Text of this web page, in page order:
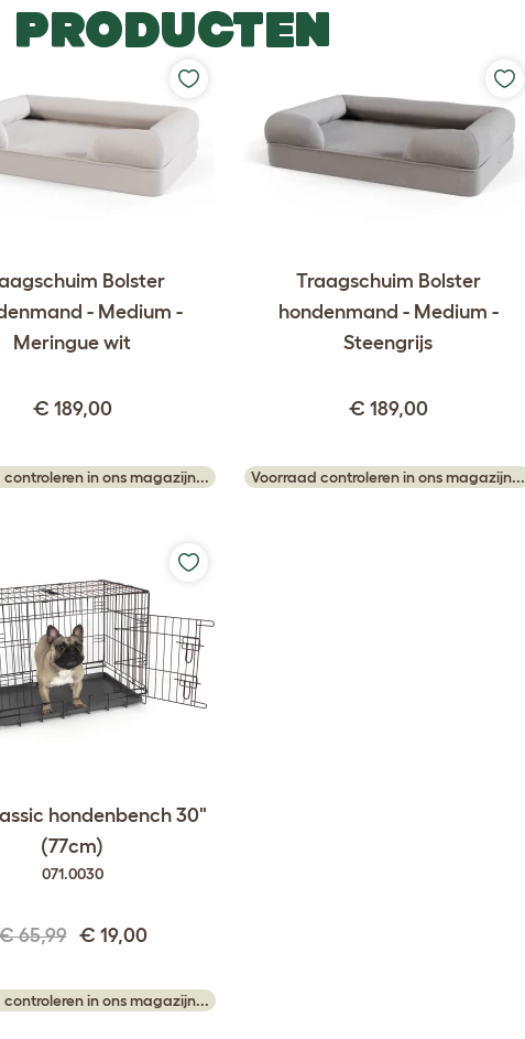
Bolster
- Medium -
Meringue wit
€ 189,00
in ons magazijn...
Traagschuim Bolster
hondenmand - Medium -
Steengrijs
€ 189,00
Voorraad controleren in ons magazijn...
hondenbench 30"
(77cm)
071.0030
65,99 € 19,00
in ons magazijn...